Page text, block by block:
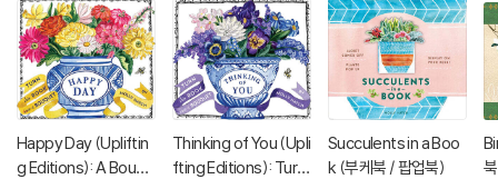
Happy Day (Upliftin
g Editions): A Bouqu
Thinking of You (Upli
fting Editions): Turn
Succulents in a Boo
k (부케북 / 팝업북)